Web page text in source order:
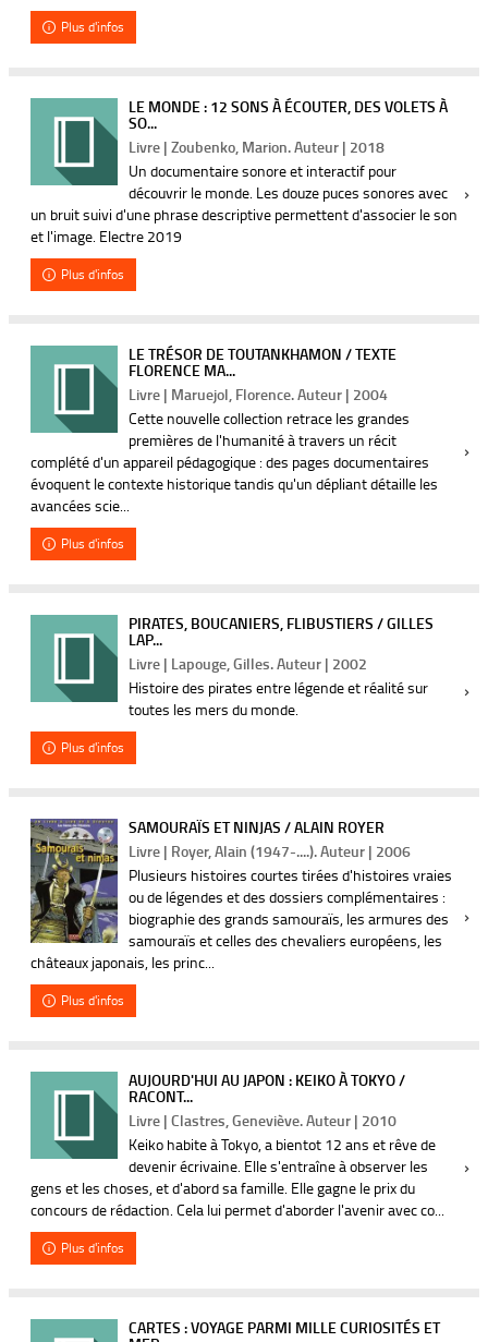
Plus d'infos
LE MONDE : 12 SONS À ÉCOUTER, DES VOLETS À
SO...
Livre | Zoubenko, Marion. Auteur | 2018
Un documentaire sonore et interactif pour
découvrir le monde. Les douze puces sonores avec
un bruit suivi d'une phrase descriptive permettent d'associer le son
et l'image. Electre 2019
Plus d'infos
LE TRÉSOR DE TOUTANKHAMON / TEXTE
FLORENCE MA...
Livre | Maruejol, Florence. Auteur | 2004
Cette nouvelle collection retrace les grandes
premières de l'humanité à travers un récit
complété d'un appareil pédagogique : des pages documentaires
évoquent le contexte historique tandis qu'un dépliant détaille les
avancées scie...
Plus d'infos
PIRATES, BOUCANIERS, FLIBUSTIERS / GILLES
LAP...
Livre | Lapouge, Gilles. Auteur | 2002
Histoire des pirates entre légende et réalité sur
toutes les mers du monde.
Plus d'infos
SAMOURAÏS ET NINJAS / ALAIN ROYER
Livre | Royer, Alain (1947-....). Auteur | 2006
Plusieurs histoires courtes tirées d'histoires vraies
ou de légendes et des dossiers complémentaires :
biographie des grands samouraïs, les armures des
samouraïs et celles des chevaliers européens, les
châteaux japonais, les princ...
Plus d'infos
AUJOURD'HUI AU JAPON : KEIKO À TOKYO /
RACONT...
Livre | Clastres, Geneviève. Auteur | 2010
Keiko habite à Tokyo, a bientot 12 ans et rêve de
devenir écrivaine. Elle s'entraîne à observer les
gens et les choses, et d'abord sa famille. Elle gagne le prix du
concours de rédaction. Cela lui permet d'aborder l'avenir avec co...
Plus d'infos
CARTES : VOYAGE PARMI MILLE CURIOSITÉS ET